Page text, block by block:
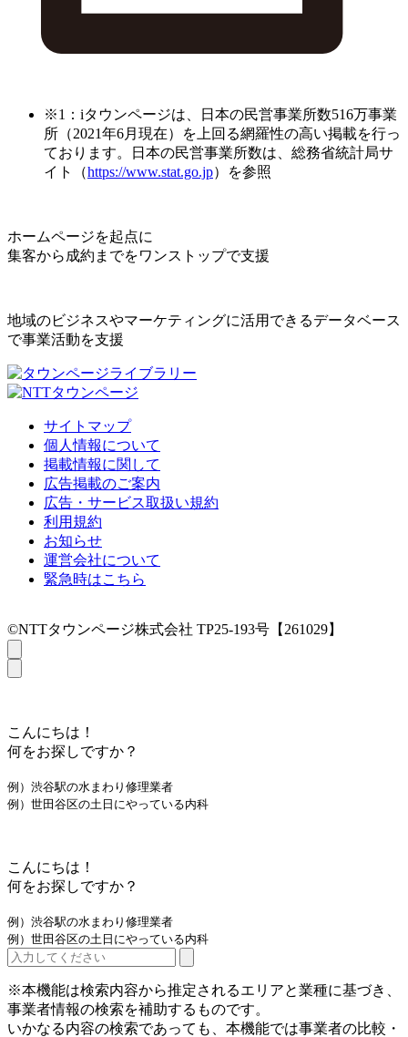
※1：iタウンページは、日本の民営事業所数516万事業
所（2021年6月現在）を上回る網羅性の高い掲載を行っ
ております。日本の民営事業所数は、総務省統計局サ
イト（https://www.stat.go.jp）を参照
ホームページを起点に
集客から成約までをワンストップで支援
地域のビジネスやマーケティングに活用できるデータベース
で事業活動を支援
サイトマップ
個人情報について
掲載情報に関して
広告掲載のご案内
広告・サービス取扱い規約
利用規約
お知らせ
運営会社について
緊急時はこちら
©NTTタウンページ株式会社 TP25-193号【261029】
こんにちは！
何をお探しですか？
例）渋谷駅の水まわり修理業者
例）世田谷区の土日にやっている内科
こんにちは！
何をお探しですか？
例）渋谷駅の水まわり修理業者
例）世田谷区の土日にやっている内科
※本機能は検索内容から推定されるエリアと業種に基づき、
事業者情報の検索を補助するものです。
いかなる内容の検索であっても、本機能では事業者の比較・